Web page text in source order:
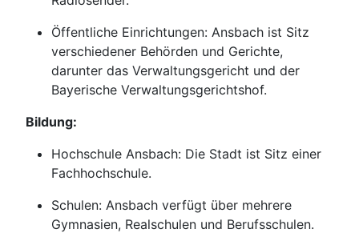
Öffentliche Einrichtungen: Ansbach ist Sitz
verschiedener Behörden und Gerichte,
darunter das Verwaltungsgericht und der
Bayerische Verwaltungsgerichtshof.
Bildung:
Hochschule Ansbach: Die Stadt ist Sitz einer
Fachhochschule.
Schulen: Ansbach verfügt über mehrere
Gymnasien, Realschulen und Berufsschulen.